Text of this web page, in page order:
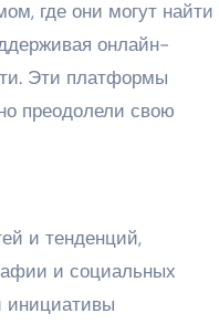
где они могут найти
онлайн-
Эти платформы
преодолели свою
и тенденций,
и социальных
инициативы